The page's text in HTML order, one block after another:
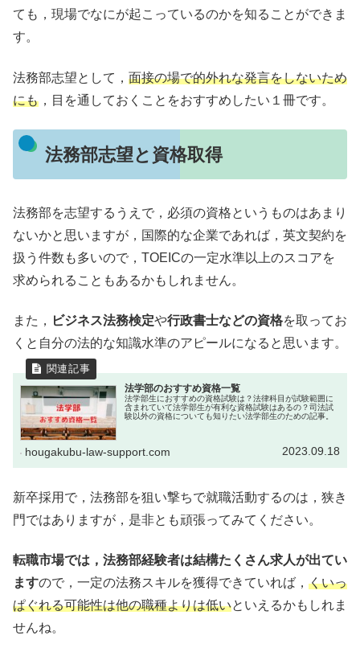
ても，現場でなにが起こっているのかを知ることができま
す。
法務部志望として， 面接の場で的外れな発言をしないため
にも ，目を通しておくことをおすすめしたい１冊です。
法務部志望と資格取得
法務部を志望するうえで，必須の資格というものはあまり
ないかと思いますが，国際的な企業であれば，英文契約を
扱う件数も多いので，TOEICの一定水準以上のスコアを
求められることもあるかもしれません。
また， ビジネス法務検定や行政書士などの資格を取ってお
くと自分の法的な知識水準のアピールになると思います。
法学部のおすすめ資格一覧
法学部生におすすめの資格試験は？法律科目が試験範囲に
含まれていて法学部生が有利な資格試験はあるの？司法試
験以外の資格についても知りたい法学部生のための記事。
hougakubu-law-support.com 2023.09.18
新卒採用で，法務部を狙い撃ちで就職活動するのは，狭き
門ではありますが，是非とも頑張ってみてください。
転職市場では，法務部経験者は結構たくさん求人が出てい
ますので，一定の法務スキルを獲得できていれば， くいっ
ぱぐれる可能性は他の職種よりは低いといえるかもしれま
せんね。